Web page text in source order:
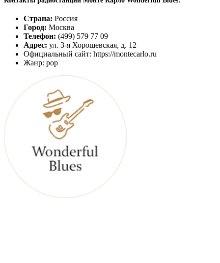
Страна: Россия
Город: Москва
Телефон: (499) 579 77 09
Адрес: ул. 3-я Хорошевская, д. 12
Официальный сайт: https://montecarlo.ru
Жанр: pop